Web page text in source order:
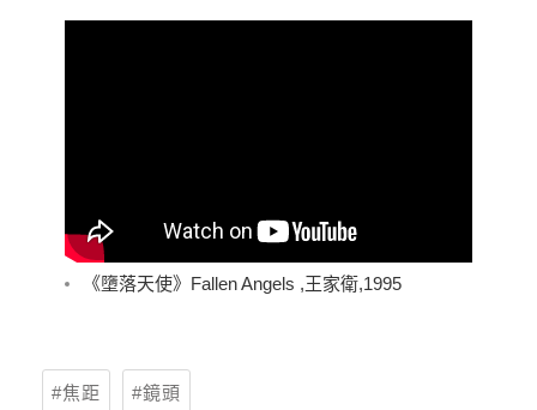
《墮落天使》Fallen Angels ,王家衛,1995
焦距 鏡頭